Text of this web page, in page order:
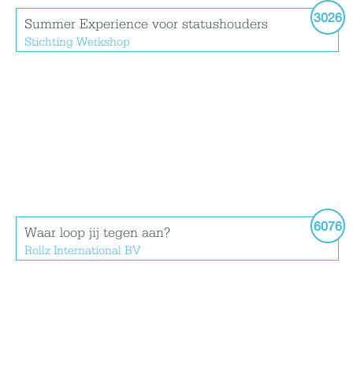
3026
Summer Experience voor statushouders
Stichting Werkshop
6076
Waar loop jij tegen aan?
Rollz International BV